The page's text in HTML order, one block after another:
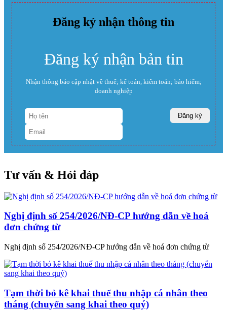
Đăng ký nhận thông tin
Đăng ký nhận bản tin
Nhận thông báo cập nhật về thuế; kế toán, kiểm toán; bảo hiểm;
doanh nghiệp
Tư vấn & Hỏi đáp
Nghị định số 254/2026/NĐ-CP hướng dẫn về hoá
đơn chứng từ
Nghị định số 254/2026/NĐ-CP hướng dẫn về hoá đơn chứng từ
Tạm thời bỏ kê khai thuế thu nhập cá nhân theo
tháng (chuyển sang khai theo quý)